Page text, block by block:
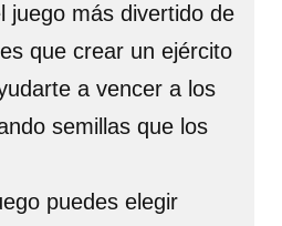
juego más divertido de
que crear un ejército
a vencer a los
semillas que los
puedes elegir